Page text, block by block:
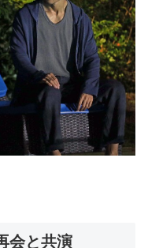
会と共演